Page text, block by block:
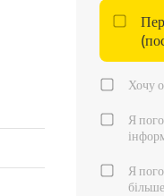
Хочу
Я
Я
більше